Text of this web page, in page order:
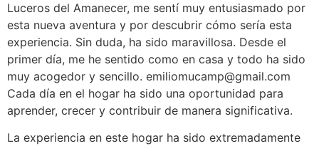
Luceros del Amanecer, me sentí muy entusiasmado por
esta nueva aventura y por descubrir cómo sería esta
experiencia. Sin duda, ha sido maravillosa. Desde el
primer día, me he sentido como en casa y todo ha sido
muy acogedor y sencillo. emiliomucamp@gmail.com
Cada día en el hogar ha sido una oportunidad para
aprender, crecer y contribuir de manera significativa.
La experiencia en este hogar ha sido extremadamente